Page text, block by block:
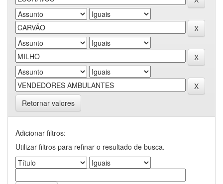
Retornar valores
Adicionar filtros:
Utilizar filtros para refinar o resultado de busca.